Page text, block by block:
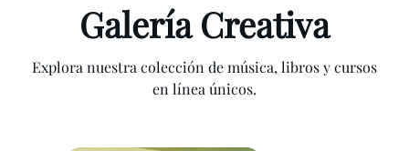
Galería Creativa
Explora nuestra colección de música, libros y cursos
en línea únicos.